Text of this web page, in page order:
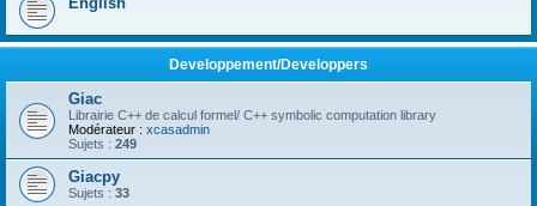
Developpement/Developpers
Giac
Librairie C++ de calcul formel/ C++ symbolic computation library
Modérateur : xcasadmin
Sujets : 249
Giacpy
Sujets : 33